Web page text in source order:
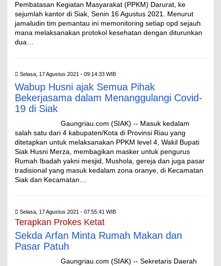
Pembatasan Kegiatan Masyarakat (PPKM) Darurat, ke
sejumlah kantor di Siak, Senin 16 Agustus 2021. Menurut
jamaludin tim pemantau ini memonitoring setiap opd sejauh
mana melaksanakan protokol kesehatan dengan diturunkan
dua…
Selasa, 17 Agustus 2021 - 09:14:33 WIB
Wabup Husni ajak Semua Pihak
Bekerjasama dalam Menanggulangi Covid-
19 di Siak
Gaungriau.com (SIAK) -- Masuk kedalam
salah satu dari 4 kabupaten/Kota di Provinsi Riau yang
ditetapkan untuk melaksanakan PPKM level 4, Wakil Bupati
Siak Husni Merza, membagikan masker untuk pengurus
Rumah Ibadah yakni mesjid, Mushola, gereja dan juga pasar
tradisional yang masuk kedalam zona oranye, di Kecamatan
Siak dan Kecamatan…
Selasa, 17 Agustus 2021 - 07:55:41 WIB
Terapkan Prokes Ketat
Sekda Arfan Minta Rumah Makan dan
Pasar Patuh
Gaungriau.com (SIAK) -- Sekretaris Daerah